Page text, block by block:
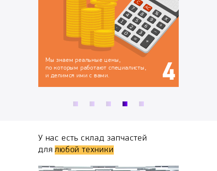
сохранность вашего
техники на время
ремонта
которые будет
действовать гарантия
У нас есть склад запчастей
длялюбой техники